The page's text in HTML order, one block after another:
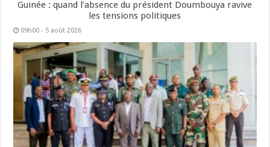
Guinée : quand l’absence du président Doumbouya ravive
les tensions politiques
09h00 - 5 août 2026